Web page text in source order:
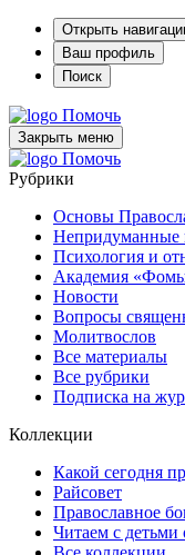
Открыть
Ваш профиль
Поиск
Помочь
Закрыть меню
Помочь
Рубрики
Основы
Непридуманные
Психология и
Академия
Новости
Вопросы
Молитвослов
Все материалы
Все рубрики
Подписка на
Коллекции
Какой сегодня
Райсовет
Православное
Читаем с детьми